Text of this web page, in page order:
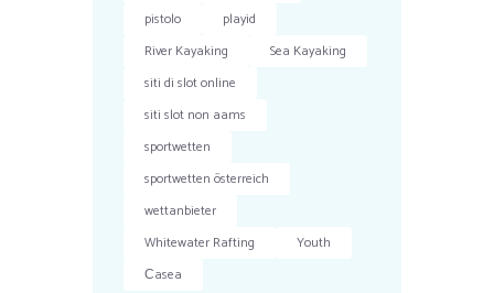
pistolo
playid
River Kayaking
Sea Kayaking
siti di slot online
siti slot non aams
sportwetten
sportwetten österreich
wettanbieter
Whitewater Rafting
Youth
Сasea